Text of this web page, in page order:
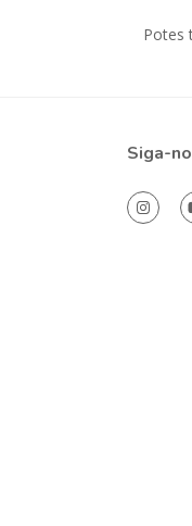
Potes
Siga-